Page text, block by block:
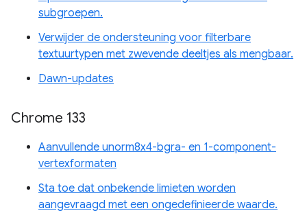
subgroepen.
Verwijder de ondersteuning voor filterbare
textuurtypen met zwevende deeltjes als mengbaar.
Dawn-updates
Chrome 133
Aanvullende unorm8x4-bgra- en 1-component-
vertexformaten
Sta toe dat onbekende limieten worden
aangevraagd met een ongedefinieerde waarde.